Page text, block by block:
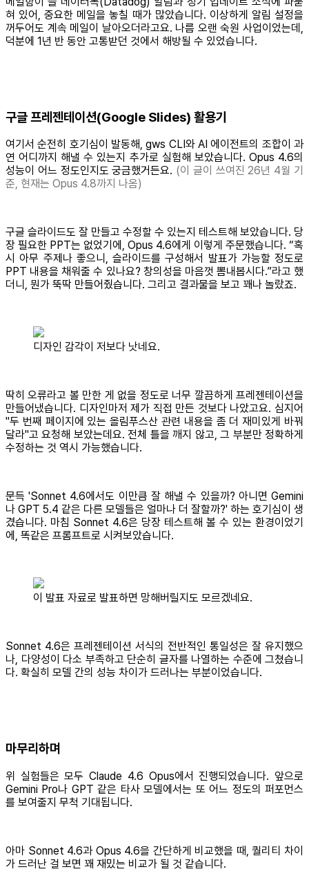
혀 있어, 중요한 메일을 놓칠 때가 많았습니다. 이상하게 알림 설정을
꺼두어도 계속 메일이 날아오더라고요. 나름 오랜 숙원 사업이었는데,
덕분에 1년 반 동안 고통받던 것에서 해방될 수 있었습니다.
구글 프레젠테이션(Google Slides) 활용기
여기서 순전히 호기심이 발동해, gws CLI와 AI 에이전트의 조합이 과
연 어디까지 해낼 수 있는지 추가로 실험해 보았습니다. Opus 4.6의
성능이 어느 정도인지도 궁금했거든요. (이 글이 쓰여진 26년 4월 기
준, 현재는 Opus 4.8까지 나옴)
구글 슬라이드도 잘 만들고 수정할 수 있는지 테스트해 보았습니다. 당
장 필요한 PPT는 없었기에, Opus 4.6에게 이렇게 주문했습니다. “혹
시 아무 주제나 좋으니, 슬라이드를 구성해서 발표가 가능할 정도로
PPT 내용을 채워줄 수 있나요? 창의성을 마음껏 뽐내봅시다.”라고 했
더니, 뭔가 뚝딱 만들어줬습니다. 그리고 결과물을 보고 꽤나 놀랐죠.
디자인 감각이 저보다 낫네요.
딱히 오류라고 볼 만한 게 없을 정도로 너무 깔끔하게 프레젠테이션을
만들어냈습니다. 디자인마저 제가 직접 만든 것보다 나았고요. 심지어
"두 번째 페이지에 있는 올림푸스산 관련 내용을 좀 더 재미있게 바꿔
달라"고 요청해 보았는데요. 전체 틀을 깨지 않고, 그 부분만 정확하게
수정하는 것 역시 가능했습니다.
문득 'Sonnet 4.6에서도 이만큼 잘 해낼 수 있을까? 아니면 Gemini
나 GPT 5.4 같은 다른 모델들은 얼마나 더 잘할까?' 하는 호기심이 생
겼습니다. 마침 Sonnet 4.6은 당장 테스트해 볼 수 있는 환경이었기
에, 똑같은 프롬프트로 시켜보았습니다.
이 발표 자료로 발표하면 망해버릴지도 모르겠네요.
Sonnet 4.6은 프레젠테이션 서식의 전반적인 통일성은 잘 유지했으
나, 다양성이 다소 부족하고 단순히 글자를 나열하는 수준에 그쳤습니
다. 확실히 모델 간의 성능 차이가 드러나는 부분이었습니다.
마무리하며
위 실험들은 모두 Claude 4.6 Opus에서 진행되었습니다. 앞으로
Gemini Pro나 GPT 같은 타사 모델에서는 또 어느 정도의 퍼포먼스
를 보여줄지 무척 기대됩니다.
아마 Sonnet 4.6과 Opus 4.6을 간단하게 비교했을 때, 퀄리티 차이
가 드러난 걸 보면 꽤 재밌는 비교가 될 것 같습니다.